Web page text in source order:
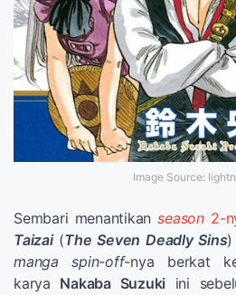
Image Source:
Sembari menantikan season2-
Taizai(The Seven Deadly Sins)
manga
spin-off-nya berkat
karya Nakaba Suzuki ini